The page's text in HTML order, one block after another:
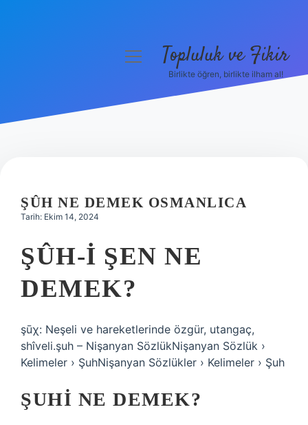
Hakkımızda
menüyüTopluluk ve Fikir
Birlikte öğren, birlikte ilham al!
ŞÛH NE DEMEK OSMANLICA
Tarih: Ekim 14, 2024
ŞÛH-I ŞEN NE
DEMEK?
şūχ: Neşeli ve hareketlerinde özgür, utangaç,
shîveli.şuh – Nişanyan SözlükNişanyan Sözlük ›
Kelimeler › ŞuhNişanyan Sözlükler › Kelimeler › Şuh
ŞUHI NE DEMEK?